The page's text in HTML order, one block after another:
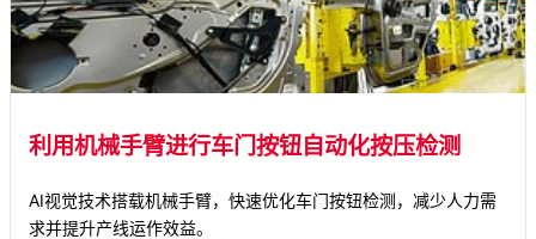
利用机械手臂进行车门按钮自动化按压检测
AI视觉技术搭载机械手臂，快速优化车门按钮检测，减少人力需
求并提升产线运作效益。